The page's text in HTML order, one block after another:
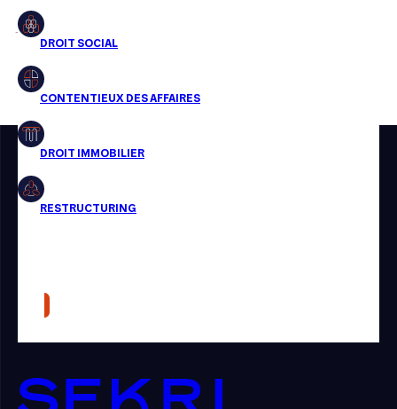
Droit social
Droit immobilier
Restructuring
Presse
jour
Aucun résultats pour cette recherche